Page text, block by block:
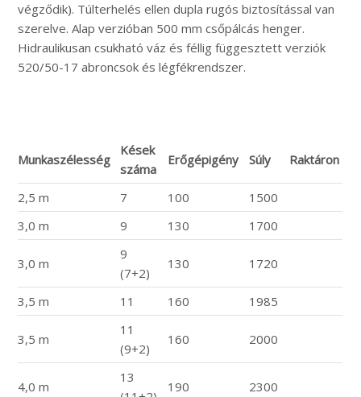
végződik). Túlterhelés ellen dupla rugós biztosítással van
szerelve. Alap verzióban 500 mm csőpálcás henger.
Hidraulikusan csukható váz és féllig függesztett verziók
520/50-17 abroncsok és légfékrendszer.
Munkaszélesség
Kések
száma
Erőgépigény Súly Raktáron
2,5 m 7 100
1500
3,0 m
9 130 1700
3,0 m
9
(7+2)
130 1720
3,5 m 11 160 1985
3,5 m
11
(9+2)
160 2000
4,0 m
13
190 2300